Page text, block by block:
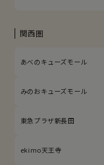
関西圏
あべのキューズモール
みのおキューズモール
東急プラザ新長田
ekimo天王寺